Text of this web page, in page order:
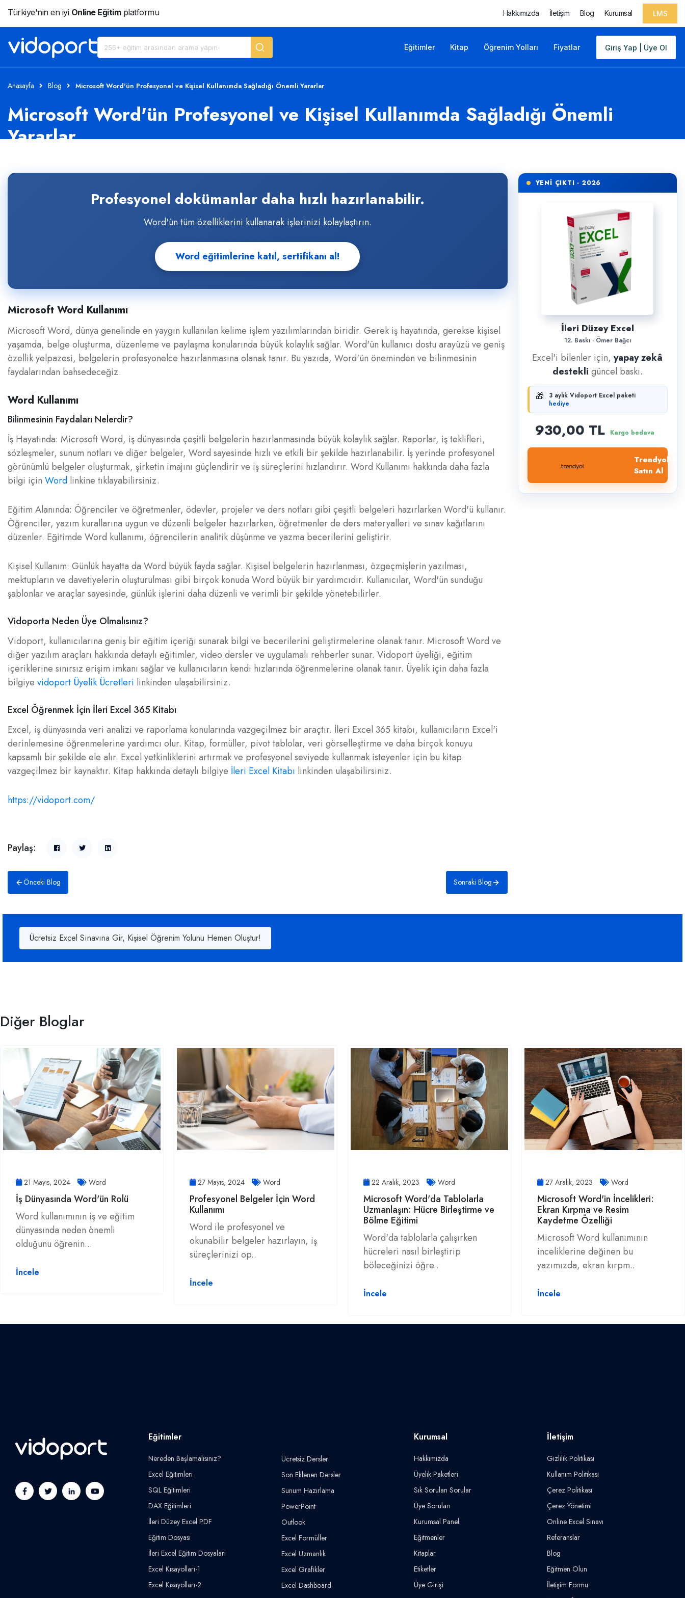
Türkiye'nin en iyi Online Eğitimplatformu Hakkımızda İletişim Blog Kurumsal LMS
Giriş Yap | Üye Ol
Eğitimler Kitap Öğrenim Yolları Fiyatlar
Anasayfa Blog Microsoft Word'ün Profesyonel ve Kişisel Kullanımda Sağladığı Önemli Yararlar
Microsoft Word'ün Profesyonel ve Kişisel Kullanımda Sağladığı Önemli
Yararlar
Profesyonel dokümanlar daha hızlı hazırlanabilir.
Word'ün tüm özelliklerini kullanarak işlerinizi kolaylaştırın.
Word eğitimlerine katıl, sertifikanı al!
Microsoft Word Kullanımı
Microsoft Word, dünya genelinde en yaygın kullanılan kelime işlem yazılımlarından biridir. Gerek iş hayatında, gerekse kişisel
yaşamda, belge oluşturma, düzenleme ve paylaşma konularında büyük kolaylık sağlar. Word'ün kullanıcı dostu arayüzü ve geniş
özellik yelpazesi, belgelerin profesyonelce hazırlanmasına olanak tanır. Bu yazıda, Word'ün öneminden ve bilinmesinin
faydalarından bahsedeceğiz.
Word Kullanımı
Bilinmesinin Faydaları Nelerdir?
İş Hayatında: Microsoft Word, iş dünyasında çeşitli belgelerin hazırlanmasında büyük kolaylık sağlar. Raporlar, iş teklifleri,
sözleşmeler, sunum notları ve diğer belgeler, Word sayesinde hızlı ve etkili bir şekilde hazırlanabilir. İş yerinde profesyonel
görünümlü belgeler oluşturmak, şirketin imajını güçlendirir ve iş süreçlerini hızlandırır. Word Kullanımı hakkında daha fazla
bilgi için Word linkine tıklayabilirsiniz.
Eğitim Alanında: Öğrenciler ve öğretmenler, ödevler, projeler ve ders notları gibi çeşitli belgeleri hazırlarken Word'ü kullanır.
Öğrenciler, yazım kurallarına uygun ve düzenli belgeler hazırlarken, öğretmenler de ders materyalleri ve sınav kağıtlarını
düzenler. Eğitimde Word kullanımı, öğrencilerin analitik düşünme ve yazma becerilerini geliştirir.
Kişisel Kullanım: Günlük hayatta da Word büyük fayda sağlar. Kişisel belgelerin hazırlanması, özgeçmişlerin yazılması,
mektupların ve davetiyelerin oluşturulması gibi birçok konuda Word büyük bir yardımcıdır. Kullanıcılar, Word'ün sunduğu
şablonlar ve araçlar sayesinde, günlük işlerini daha düzenli ve verimli bir şekilde yönetebilirler.
Vidoporta Neden Üye Olmalısınız?
Vidoport, kullanıcılarına geniş bir eğitim içeriği sunarak bilgi ve becerilerini geliştirmelerine olanak tanır. Microsoft Word ve
diğer yazılım araçları hakkında detaylı eğitimler, video dersler ve uygulamalı rehberler sunar. Vidoport üyeliği, eğitim
içeriklerine sınırsız erişim imkanı sağlar ve kullanıcıların kendi hızlarında öğrenmelerine olanak tanır. Üyelik için daha fazla
bilgiye vidoport Üyelik Ücretleri linkinden ulaşabilirsiniz.
Excel Öğrenmek İçin İleri Excel 365 Kitabı
Excel, iş dünyasında veri analizi ve raporlama konularında vazgeçilmez bir araçtır. İleri Excel 365 kitabı, kullanıcıların Excel'i
derinlemesine öğrenmelerine yardımcı olur. Kitap, formüller, pivot tablolar, veri görselleştirme ve daha birçok konuyu
kapsamlı bir şekilde ele alır. Excel yetkinliklerini artırmak ve profesyonel seviyede kullanmak isteyenler için bu kitap
vazgeçilmez bir kaynaktır. Kitap hakkında detaylı bilgiye İleri Excel Kitabı linkinden ulaşabilirsiniz.
https://vidoport.com/
Paylaş:
Önceki Blog Sonraki Blog
YENİ ÇIKTI · 2026
İleri Düzey Excel
12. Baskı · Ömer Bağcı
Excel'i bilenler için,yapay zekâ
destekli güncel baskı.
🎁
3 aylık Vidoport Excel paketi
hediye
930,00 TL Kargo bedava
Trendyol'dan
Satın Al
Ücretsiz Excel Sınavına Gir, Kişisel Öğrenim Yolunu Hemen Oluştur!
Diğer Bloglar
21 Mayıs, 2024 Word
İş Dünyasında Word'ün Rolü
Word kullanımının iş ve eğitim
dünyasında neden önemli
olduğunu öğrenin...
İncele
27 Mayıs, 2024 Word
Profesyonel Belgeler İçin Word
Kullanımı
Word ile profesyonel ve
okunabilir belgeler hazırlayın, iş
süreçlerinizi op..
İncele
22 Aralık, 2023 Word
Microsoft Word'da Tablolarla
Uzmanlaşın: Hücre Birleştirme ve
Bölme Eğitimi
Word'da tablolarla çalışırken
hücreleri nasıl birleştirip
böleceğinizi öğre..
İncele
27 Aralık, 2023 Word
Microsoft Word'in İncelikleri:
Ekran Kırpma ve Resim
Kaydetme Özelliği
Microsoft Word kullanımının
inceliklerine değinen bu
yazımızda, ekran kırpm..
İncele
Eğitimler
Nereden Başlamalısınız?
Excel Eğitimleri
SQL Eğitimleri
DAX Eğitimleri
İleri Düzey Excel PDF
Eğitim Dosyası
İleri Excel Eğitim Dosyaları
Excel Kısayolları-1
Excel Kısayolları-2
Ücretsiz Dersler
Son Eklenen Dersler
Sunum Hazırlama
PowerPoint
Outlook
Excel Formüller
Excel Uzmanlık
Excel Grafikler
Excel Dashboard
Kurumsal
Hakkımızda
Üyelik Paketleri
Sık Sorulan Sorular
Üye Soruları
Kurumsal Panel
Eğitmenler
Kitaplar
Etiketler
Üye Girişi
İletişim
Gizlilik Politikası
Kullanım Politikası
Çerez Politikası
Çerez Yönetimi
Online Excel Sınavı
Referanslar
Blog
Eğitmen Olun
İletişim Formu